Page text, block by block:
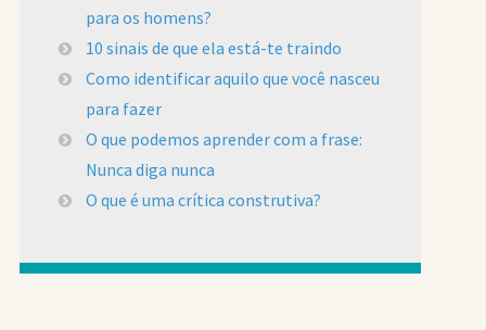
para os homens?
10 sinais de que ela está-te traindo
Como identificar aquilo que você nasceu
para fazer
O que podemos aprender com a frase:
Nunca diga nunca
O que é uma crítica construtiva?